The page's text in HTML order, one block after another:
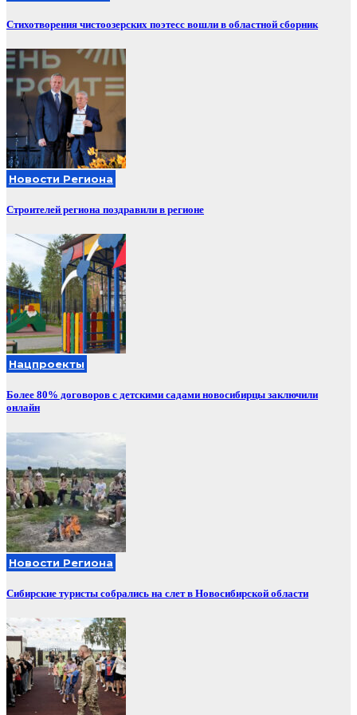
Стихотворения чистоозерских поэтесс вошли в областной сборник
Новости Региона
Строителей региона поздравили в регионе
Нацпроекты
Более 80% договоров с детскими садами новосибирцы заключили
онлайн
Новости Региона
Сибирские туристы собрались на слет в Новосибирской области